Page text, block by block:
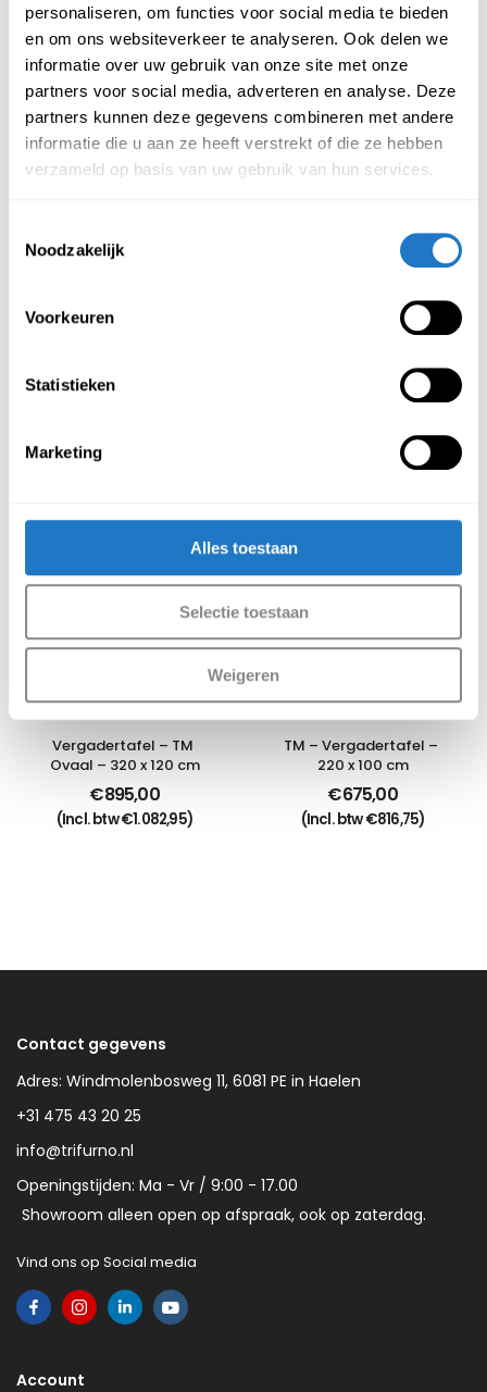
personaliseren, om functies voor social media te bieden
en om ons websiteverkeer te analyseren. Ook delen we
informatie over uw gebruik van onze site met onze
partners voor social media, adverteren en analyse. Deze
partners kunnen deze gegevens combineren met andere
informatie die u aan ze heeft verstrekt of die ze hebben
verzameld op basis van uw gebruik van hun services.
Noodzakelijk
Voorkeuren
Statistieken
Marketing
Alles toestaan
Selectie toestaan
Weigeren
Gestoffeerd met een zeer sterke stof 100.000
Martindale
Zitting gevuld met hoge kwaliteit schuim
Kleur stoffering: zwart
Geschikt tot 120 kg
5 jaar garantie
Zithoogte 48 cm
Hoogte rug vanaf vloer 92 cm
Aanbevolen producten Meer producten
Vergadertafel – TM
Ovaal – 320 x 120 cm
€895,00
(Incl. btw€1.082,95)
TM – Vergadertafel –
220 x 100 cm
€675,00
(Incl. btw€816,75)
Contact gegevens
Adres: Windmolenbosweg 11, 6081 PE in Haelen
+31 475 43 20 25
info@trifurno.nl
Openingstijden: Ma - Vr / 9:00 - 17.00
Showroom alleen open op afspraak, ook op zaterdag.
Vind ons op Social media
Account